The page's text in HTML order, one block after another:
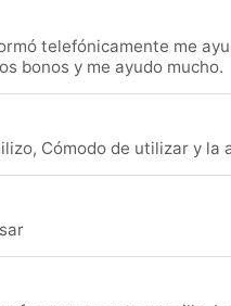
telefónicamente me
bonos y me ayudo mucho.
Cómodo de utilizar y